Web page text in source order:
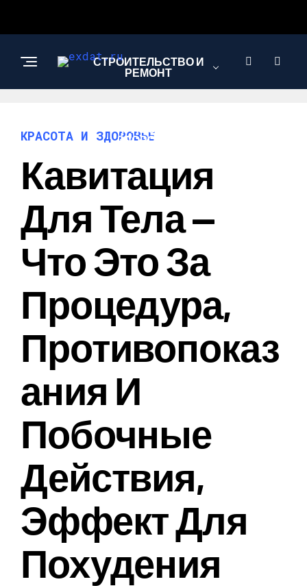
СТРОИТЕЛЬСТВО И
РЕМОНТ
КРАСОТА И
ЗДОРОВЬЕ
КРАСОТА И ЗДОРОВЬЕ
Кавитация
Для Тела —
Что Это За
Процедура,
Противопоказ
Ания И
Побочные
Действия,
Эффект Для
Похудения